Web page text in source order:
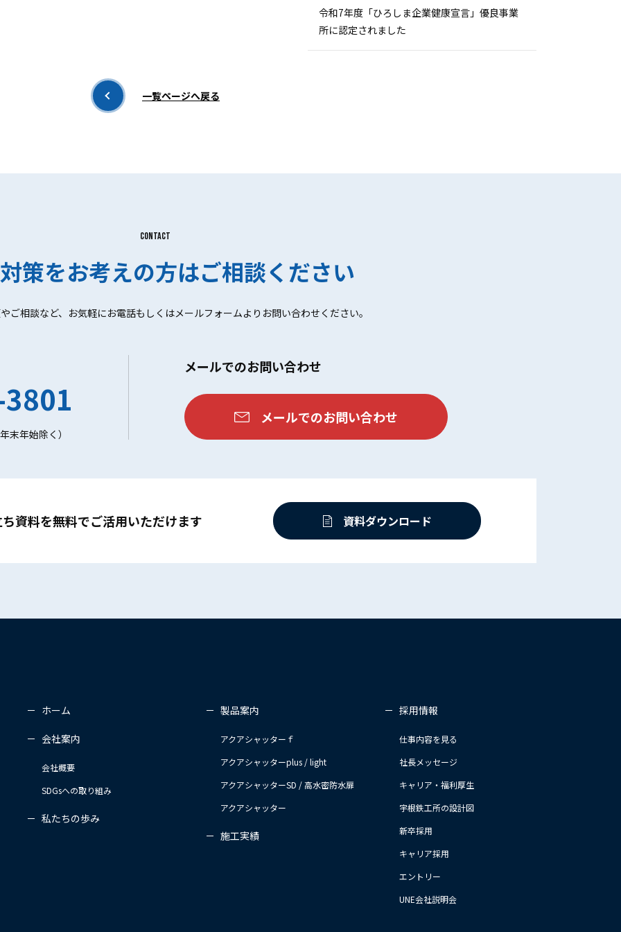
令和7年度「ひろしま企業健康宣言」優良事業
所に認定されました
一覧ページへ戻る
CONTACT
策をお考えの方はご相談ください
ご相談など、お気軽にお電話もしくはメールフォームよりお問い合わせください。
末年始除く）
メールでのお問い合わせ
メールでのお問い合わせ
資料を無料でご活⽤いただけます 資料ダウンロード
ホーム
会社案内
会社概要
SDGsへの取り組み
私たちの歩み
製品案内
アクアシャッターｆ
アクアシャッターplus / light
アクアシャッターSD / 高水密防水扉
アクアシャッター
施工実績
採用情報
仕事内容を見る
社長メッセージ
キャリア・福利厚生
宇根鉄工所の設計図
新卒採用
キャリア採用
エントリー
UNE会社説明会